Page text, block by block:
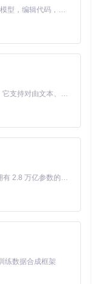
解PC的硬件语
的硬件规格。以显
显示输出问题：
真正的苹果设备。
Claude Code 的开源替代方案。连接任意大模型，编辑代码，运行命令，自动验证 — 全自动执行。用 Rust 构建，极致性能。 ｜ An open-source alternative to Claude Code. Connect any LLM, edit code, run commands, and verify changes — autonomously. Built in Rust for speed. Get Started
MiniMax H3 是一个通用的全模态生成系统。它支持对由文本、图像、视频和音频组成的多模态上下文进行统一理解，并能生成分辨率高达 2K、时长可达 15 秒的带原生立体声音频的视频。得益于面向任务泛化的系统设计，H3 在预训练阶段就已具备广泛的多模态上下文理解与生成能力，能够出色地执行复杂的多模态指令。
Kimi K3 是Kimi能力最强的模型：这是一个拥有 2.8 万亿参数的混合专家（MoE）模型，具备原生视觉理解能力，并支持 100 万 token 的上下文窗口。
练数据合成框架